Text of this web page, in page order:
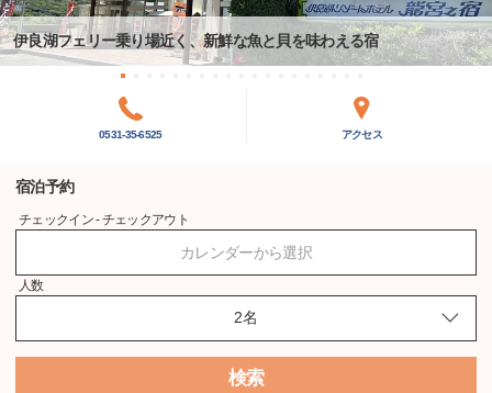
伊良湖フェリー乗り場近く、新鮮な魚と貝を味わえる宿
0531-35-6525 アクセス
宿泊予約
チェックイン - チェックアウト
カレンダーから選択
人数
検索